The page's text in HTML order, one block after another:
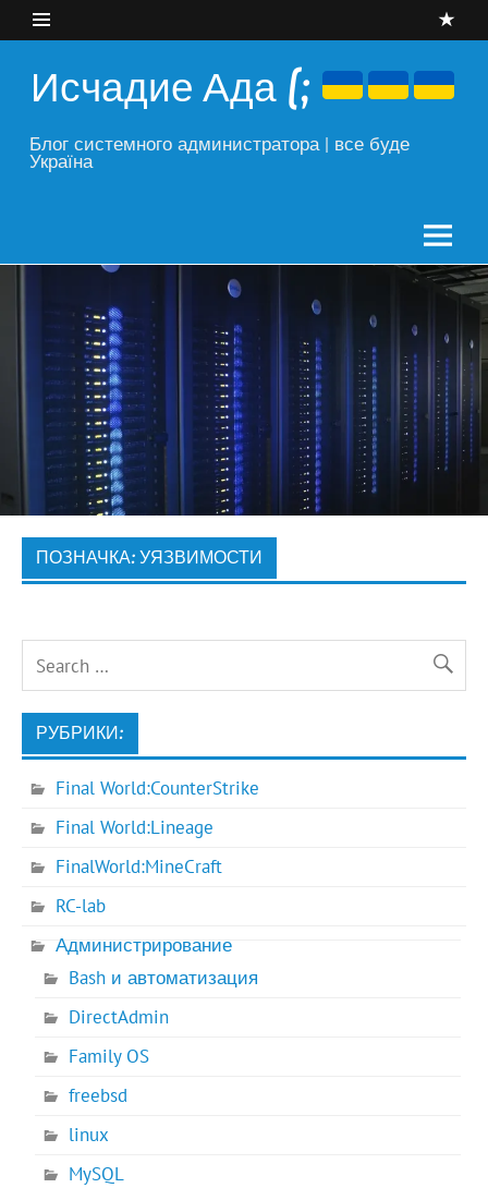
content
Исчадие Ада (;
Блог системного администратора | все буде
Україна
ПОЗНАЧКА: УЯЗВИМОСТИ
РУБРИКИ:
Final World:CounterStrike
Final World:Lineage
FinalWorld:MineCraft
RC-lab
Администрирование
Bash и автоматизация
DirectAdmin
Family OS
freebsd
linux
MySQL